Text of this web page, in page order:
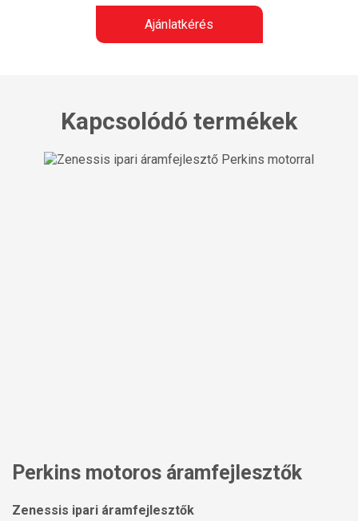
Ajánlatkérés
Kapcsolódó termékek
Perkins motoros áramfejlesztők
Zenessis ipari áramfejlesztők